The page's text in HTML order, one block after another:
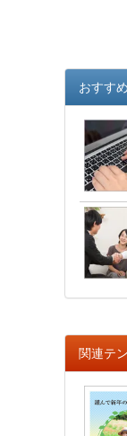
おすす
関連テ